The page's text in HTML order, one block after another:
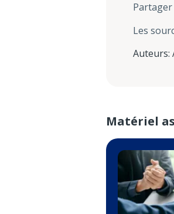
Partager
Les
Auteurs:
Matériel